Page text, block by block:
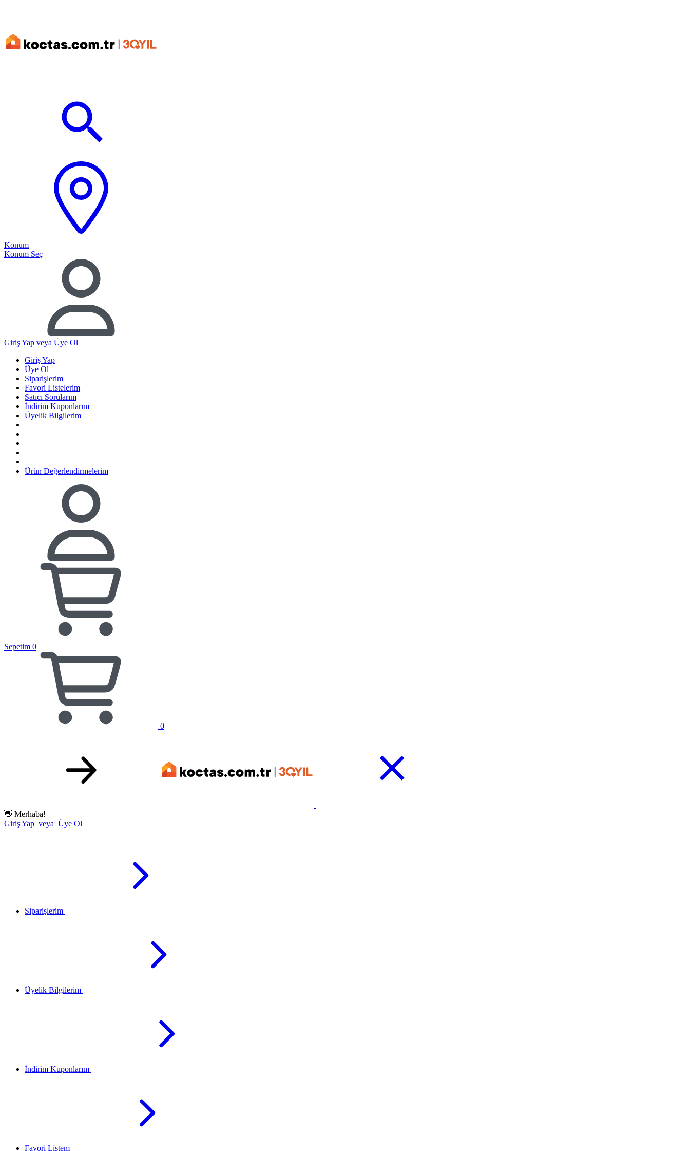
Konum
Konum Seç
Giriş Yap veya Üye Ol
Giriş Yap
Üye Ol
Siparişlerim
Favori Listelerim
Satıcı Sorularım
İndirim Kuponlarım
Üyelik Bilgilerim
Ürün Değerlendirmelerim
Sepetim 0
0
👋 Merhaba!
Giriş Yap veya Üye Ol
Siparişlerim
Üyelik Bilgilerim
İndirim Kuponlarım
Favori Listem